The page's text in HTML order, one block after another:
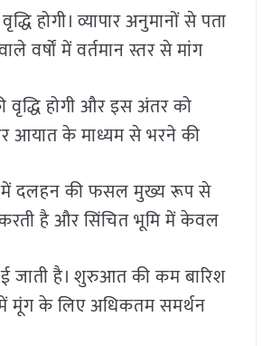
होगी। व्यापार अनुमानों से पता
वर्षों में वर्तमान स्तर से मांग
होगी और इस अंतर को
आयात के माध्यम से भरने की
में दलहन की फसल मुख्य रूप से
करती है और सिंचित भूमि में केवल
जाती है। शुरुआत की कम बारिश
मूंग के लिए अधिकतम समर्थन